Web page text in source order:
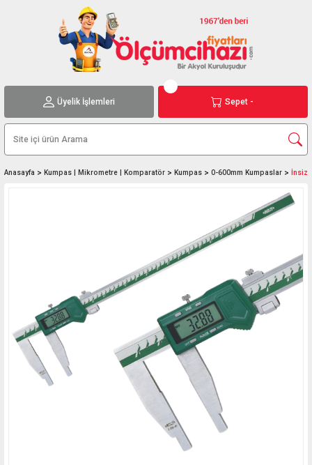
Üyelik İşlemleri Sepet -
Anasayfa Kumpas | Mikrometre | Komparatör Kumpas 0-600mm Kumpaslar